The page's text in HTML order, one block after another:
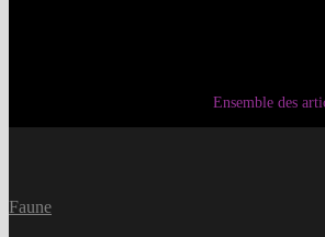
Ensemble des
Faune